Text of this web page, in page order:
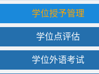
学位授予管理
学位点评估
学位外语考试